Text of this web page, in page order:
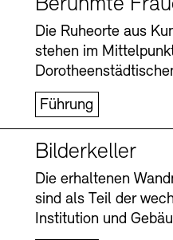
Die Ruheorte aus
stehen im
Führung
Bilderkeller
Die erhaltenen
sind als Teil der
Institution und